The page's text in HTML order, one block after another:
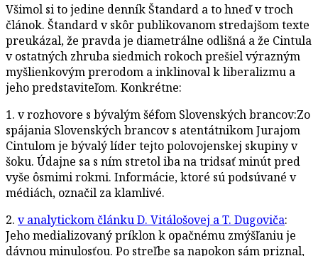
Všimol si to jedine denník Štandard a to hneď v troch
článok. Štandard v skôr publikovanom stredajšom texte
preukázal, že pravda je diametrálne odlišná a že Cintula
v ostatných zhruba siedmich rokoch prešiel výrazným
myšlienkovým prerodom a inklinoval k liberalizmu a
jeho predstaviteľom. Konkrétne:
1. v rozhovore s bývalým šéfom Slovenských brancov:Zo
spájania Slovenských brancov s atentátnikom Jurajom
Cintulom je bývalý líder tejto polovojenskej skupiny v
šoku. Údajne sa s ním stretol iba na tridsať minút pred
vyše ôsmimi rokmi. Informácie, ktoré sú podsúvané v
médiách, označil za klamlivé.
2. v analytickom článku D. Vitálošovej a T. Dugoviča:
Jeho medializovaný príklon k opačnému zmýšľaniu je
dávnou minulosťou. Po streľbe sa napokon sám priznal,